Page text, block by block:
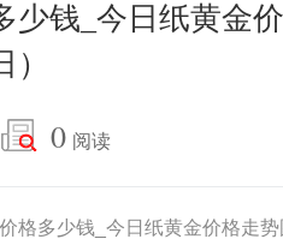
少钱_今日纸黄金
0 阅读
格多少钱_今日纸黄金价格走